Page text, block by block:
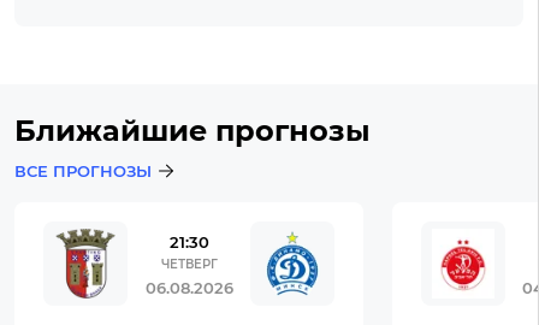
Ближайшие прогнозы
ВСЕ ПРОГНОЗЫ
21:30
ЧЕТВЕРГ
06.08.2026